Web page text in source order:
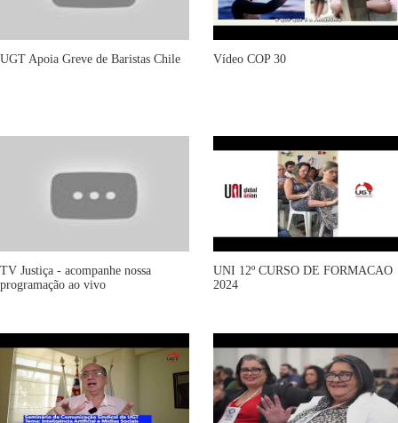
UGT Apoia Greve de Baristas Chile Vídeo COP 30
TV Justiça - acompanhe nossa
programação ao vivo
UNI 12º CURSO DE FORMACAO
2024